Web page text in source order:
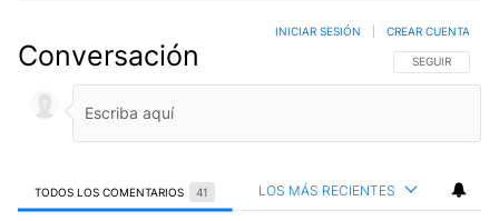
Conversación SIGA ESTA
SEGUIR
INICIAR SESIÓN CREAR CUENTA
TODOS LOS COMENTARIOS 41 LOS MÁS RECIENTES